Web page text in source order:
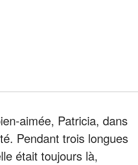
aimée, Patricia, dans
Pendant trois longues
était toujours là,